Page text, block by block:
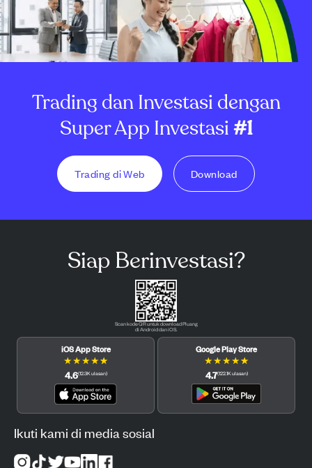
Trading dan Investasi dengan
Super App Investasi#1
Trading di Web Download
Siap Berinvestasi?
Scan kode QR untuk download Pluang
di Android dan iOS.
iOS App Store
★★★★★
4.6(12.3Kulasan)
Google Play Store
★★★★★
4.7(122.1Kulasan)
Ikuti kami di media sosial